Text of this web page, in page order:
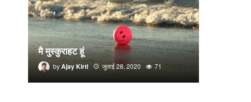
मै मुस्कुराहट हूं
byAjay Kirti जुलाई 28, 2020 71